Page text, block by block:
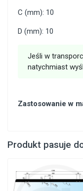
C (mm): 10
D (mm): 10
Jeśli w
natychmiast
Zastosowanie w
Produkt pasuje